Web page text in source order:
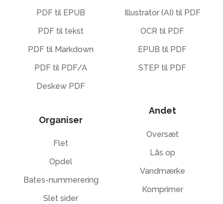
PDF til EPUB
PDF til tekst
PDF til Markdown
PDF til PDF/A
Deskew PDF
Organiser
Flet
Opdel
Bates-nummerering
Slet sider
Illustrator (AI) til PDF
OCR til PDF
EPUB til PDF
STEP til PDF
Andet
Oversæt
Lås op
Vandmærke
Komprimer